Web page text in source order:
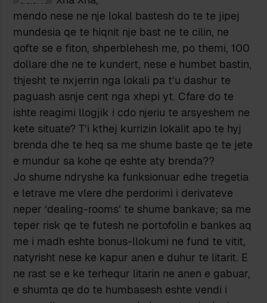
mendo nese ne nje lokal bastesh do te te jipej
mundesia qe te hiqnit nje bast ne te cilin, ne
qofte se e fiton, shperblehesh me, po themi, 100
dollare dhe ne te kundert, nese e humbet bastin,
thjesht te nxjerrin nga lokali pa t’u dashur te
paguash asnje cent nga xhepi yt. Cfare do te
ishte reagimi llogjik i cdo njeriu te arsyeshem ne
kete situate? T’i kthej kurrizin lokalit apo te hyj
brenda dhe te heq sa me shume baste qe te jete
e mundur sa kohe qe eshte aty brenda??
Jo shume ndryshe ka funksionuar edhe tregetia
e letrave me vlere dhe perdorimi i derivateve
neper ‘dealing-rooms’ te shume bankave; sa me
teper risk qe te futesh ne portofolin e bankes aq
me i madh eshte bonus-llokumi ne fund te vitit,
natyrisht nese ke kapur anen e duhur te litarit. E
ne rast se e ke terhequr litarin ne anen e gabuar,
e shumta qe do te humbasesh eshte vendi i